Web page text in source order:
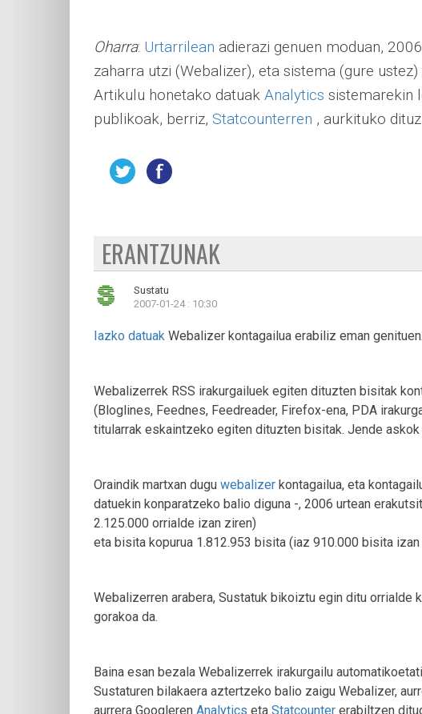
Oharra: Urtarrilean adierazi genuen moduan,
zaharra utzi (Webalizer), eta sistema (gure
Artikulu honetako datuak Analytics sistemarekin
publikoak, berriz, Statcounterren , aurkituko
ERANTZUNAK
Sustatu
2007-01-24 : 10:30
Iazko datuak Webalizer kontagailua erabiliz eman genituen.
Webalizerrek RSS irakurgailuek egiten dituzten bisitak
(Bloglines, Feednes, Feedreader, Firefox-ena, PDA
titularrak eskaintzeko egiten dituzten bisitak. Jende askok
Oraindik martxan dugu webalizer kontagailua, eta
datuekin konparatzeko balio diguna -, 2006 urtean
2.125.000 orrialde izan ziren)
eta bisita kopurua 1.812.953 bisita (iaz 910.000 bisita izan
Webalizerren arabera, Sustatuk bikoiztu egin ditu orrialde
gorakoa da.
Baina esan bezala Webalizerrek irakurgailu
Sustaturen bilakaera aztertzeko balio zaigu Webalizer,
aurrera Googleren Analytics eta Statcounter erabiltzen